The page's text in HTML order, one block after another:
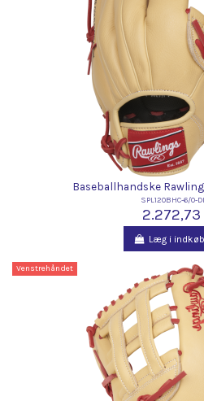
Baseballhandske
SPL120BHC-6/0-
2.272,73
Læg i
Venstrehåndet